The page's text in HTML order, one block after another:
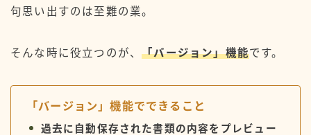
よければポチッとお願いします↓
句思い出すのは至難の業。
そんな時に役立つのが、「バージョン」機能です。
「バージョン」機能でできること
過去に自動保存された書類の内容をプレビュー